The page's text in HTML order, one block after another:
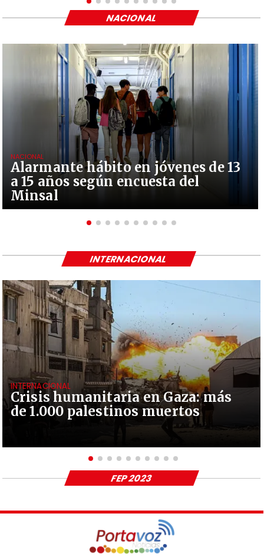
Alarmante hábito en jóvenes de 13
a 15 años según encuesta del
Minsal
NACIONAL
NACIONAL
Crisis humanitaria en Gaza: más
de 1.000 palestinos muertos
INTERNACIONAL
INTERNACIONAL
FEP 2023